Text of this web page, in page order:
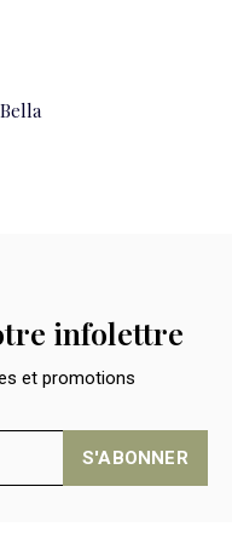
infolettre
et promotions
S'ABONNER